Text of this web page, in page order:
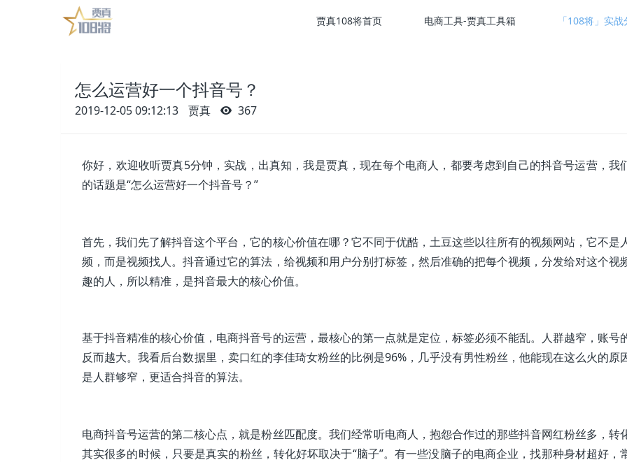
贾真108将首页 电商工具-贾真工具箱 「108将」实战
怎么运营好一个抖音号？
2019-12-05 09:12:13 贾真 367
你好，欢迎收听贾真5分钟，实战，出真知，我是贾真，现在每个电商人，都要考虑到自己的抖音号运营，我
的话题是“怎么运营好一个抖音号？”
首先，我们先了解抖音这个平台，它的核心价值在哪？它不同于优酷，土豆这些以往所有的视频网站，它不是
频，而是视频找人。抖音通过它的算法，给视频和用户分别打标签，然后准确的把每个视频，分发给对这个视
趣的人，所以精准，是抖音最大的核心价值。
基于抖音精准的核心价值，电商抖音号的运营，最核心的第一点就是定位，标签必须不能乱。人群越窄，账号
反而越大。我看后台数据里，卖口红的李佳琦女粉丝的比例是96%，几乎没有男性粉丝，他能现在这么火的原
是人群够窄，更适合抖音的算法。
电商抖音号运营的第二核心点，就是粉丝匹配度。我们经常听电商人，抱怨合作过的那些抖音网红粉丝多，转
其实很多的时候，只要是真实的粉丝，转化好坏取决于“脑子”。有一些没脑子的电商企业，找那种身材超好，